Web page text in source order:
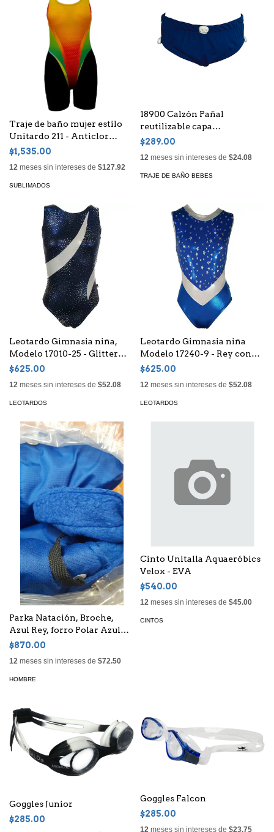
Traje de baño mujer estilo
Unitardo 211 - Anticlor
Sublimado
$1,535.00
12 meses sin intereses de $127.92
SUBLIMADOS
18900 Calzón Pañal
reutilizable capa
poliuretano
$289.00
12 meses sin intereses de $24.08
TRAJE DE BAÑO BEBES
Leotardo Gimnasia niña,
Modelo 17010-25 - Glitter
Marino universo con cuello
cinta girando en glitter plata
$625.00
12 meses sin intereses de $52.08
LEOTARDOS
Leotardo Gimnasia niña
Modelo 17240-9 - Rey con
Estrellas con cortes en pico
$625.00
12 meses sin intereses de $52.08
LEOTARDOS
Parka Natación, Broche,
Azul Rey, forro Polar Azul
Rey, niños o adultos, Unisex
$870.00
12 meses sin intereses de $72.50
HOMBRE
Cinto Unitalla Aquaeróbics
Velox - EVA
$540.00
12 meses sin intereses de $45.00
CINTOS
Goggles Junior
$285.00
Goggles Falcon
$285.00
12 meses sin intereses de $23.75